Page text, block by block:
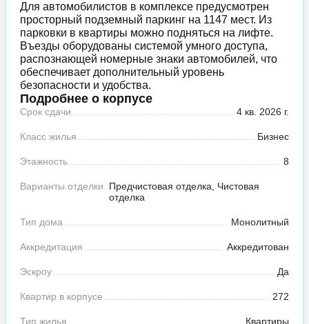
Для автомобилистов в комплексе предусмотрен
просторный подземный паркинг на 1147 мест. Из
парковки в квартиры можно подняться на лифте.
Въезды оборудованы системой умного доступа,
распознающей номерные знаки автомобилей, что
обеспечивает дополнительный уровень
безопасности и удобства.
Подробнее о корпусе
Срок сдачи 4 кв. 2026 г.
Класс жилья Бизнес
Этажность 8
Варианты отделки
Предчистовая отделка, Чистовая
отделка
Тип дома Монолитный
Аккредитация Аккредитован
Эскроу Да
Квартир в корпусе 272
Тип жилья Квартиры